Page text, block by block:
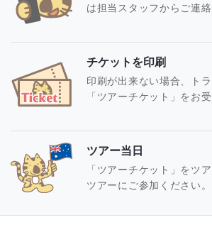
は担当スタッフからご連絡
チケットを印刷
印刷が出来ない場合、ト
「ツアーチケット」をお
ツアー当日
「ツアーチケット」をツ
ツアーにご参加ください。